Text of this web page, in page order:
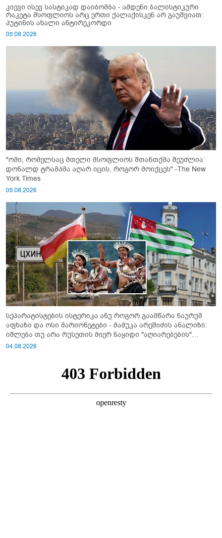
კიევი ისევ სასტიკად დაიბომბა - ამდენი ბალისტიკური
რაკეტა მსოფლიოს არც ერთი ქალაქისკენ არ გაუშვიათ:
პუტინის ახალი ანტირეკორდი
05.08.2026
"ომი, რომელსაც მთელი მსოფლიოს შთანთქმა შეუძლია:
დონალდ ტრამპმა აღარ იცის, როგორ მოიქცეს" -The New
York Times
05.08.2026
სეპარატისტების ისტერიკა ანუ როგორ გაამწარა ნაურუმ
აფხაზი და ოსი მარიონეტები - მამუკა არეშიძის ანალიზი:
იშლება თუ არა რუსეთის მიერ ნაყიდი "აღიარებების"
სისტემა?!
04.08.2026